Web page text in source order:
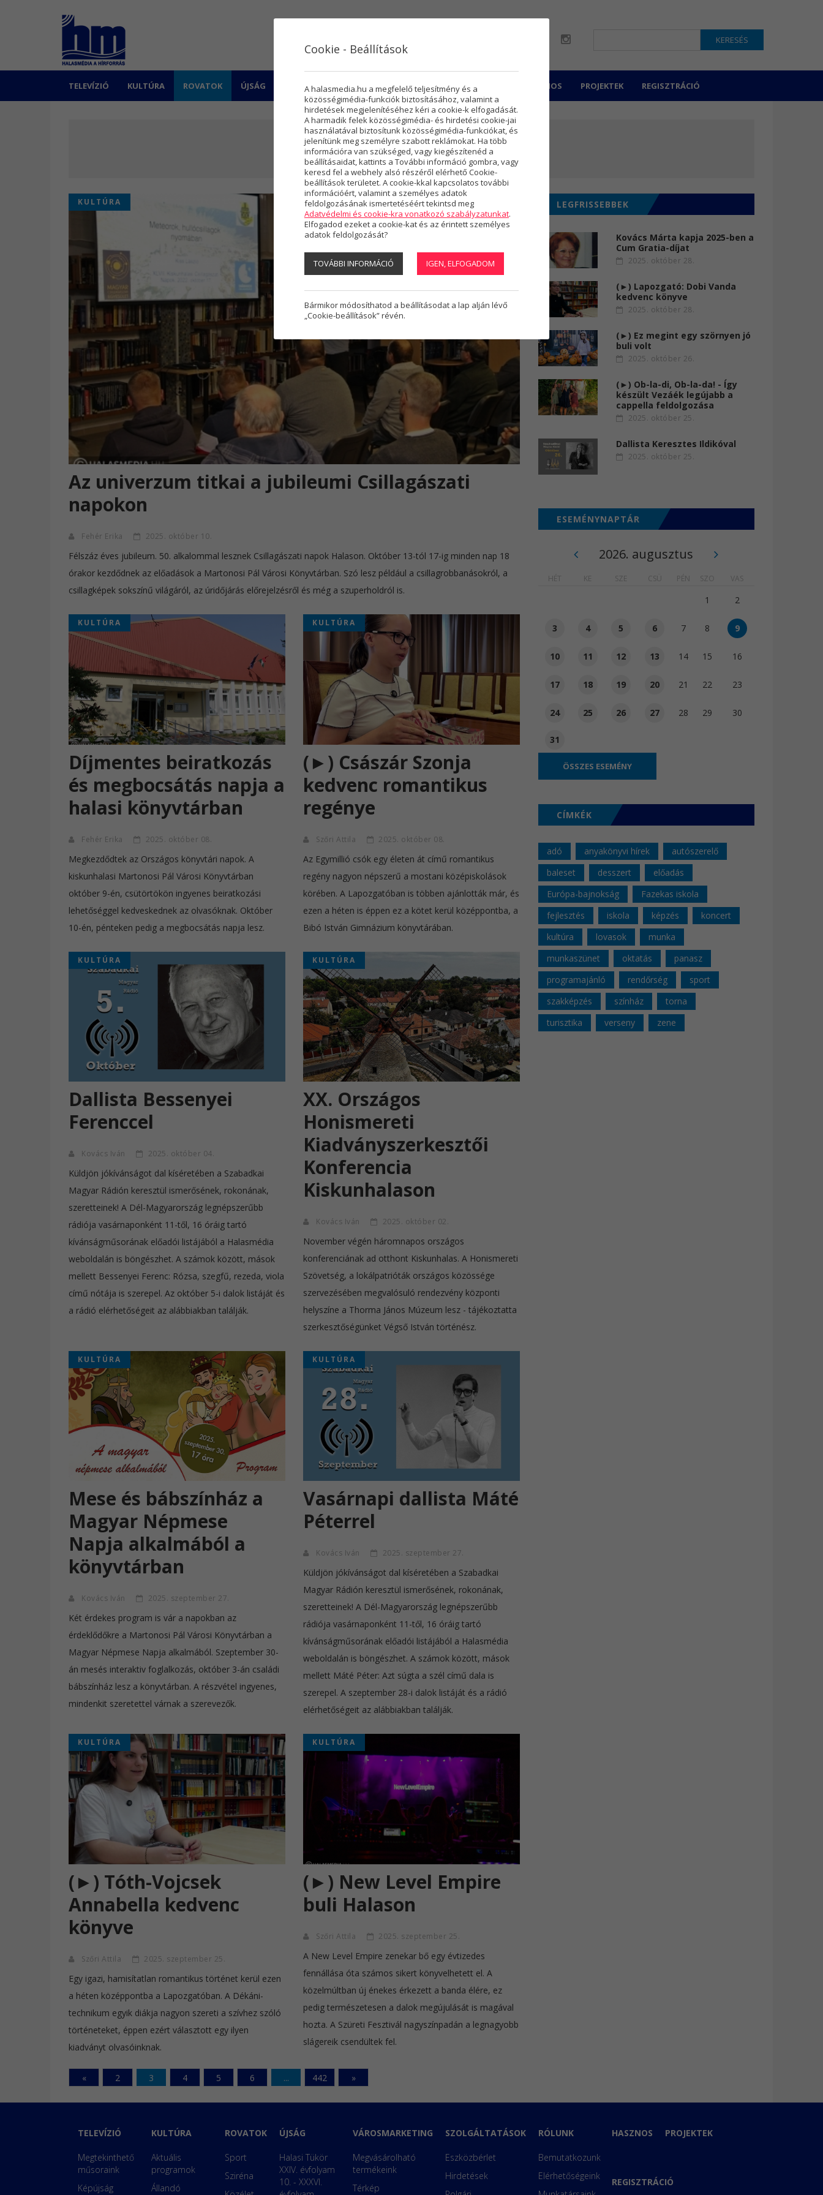
KERESÉS
TELEVÍZIÓ KULTÚRA ROVATOK ÚJSÁG VÁROSMARKETING SZOLGÁLTATÁSOK RÓLUNK HASZNOS PROJEKTEK REGISZTRÁCIÓ
Kultúra
3978 CIKK
KULTÚRA
Az univerzum titkai a jubileumi Csillagászati
napokon
Fehér Erika 2025. október 10.
Félszáz éves jubileum. 50. alkalommal lesznek Csillagászati napok Halason. Október 13-tól 17-ig minden nap 18
órakor kezdődnek az előadások a Martonosi Pál Városi Könyvtárban. Szó lesz például a csillagrobbanásokról, a
csillagképek sokszínű világáról, az úridőjárás előrejelzésről és még a szuperholdról is.
KULTÚRA
Díjmentes beiratkozás
és megbocsátás napja a
halasi könyvtárban
Fehér Erika 2025. október 08.
Megkezdődtek az Országos könyvtári napok. A
kiskunhalasi Martonosi Pál Városi Könyvtárban
október 9-én, csütörtökön ingyenes beiratkozási
lehetőséggel kedveskednek az olvasóknak. Október
10-én, pénteken pedig a megbocsátás napja lesz.
KULTÚRA
(►) Császár Szonja
kedvenc romantikus
regénye
Szőri Attila 2025. október 08.
Az Egymillió csók egy életen át című romantikus
regény nagyon népszerű a mostani középiskolások
körében. A Lapozgatóban is többen ajánlották már, és
ezen a héten is éppen ez a kötet kerül középpontba, a
Bibó István Gimnázium könyvtárában.
KULTÚRA
Dallista Bessenyei
Ferenccel
Kovács Iván 2025. október 04.
Küldjön jókívánságot dal kíséretében a Szabadkai
Magyar Rádión keresztül ismerősének, rokonának,
szeretteinek! A Dél-Magyarország legnépszerűbb
rádiója vasárnaponként 11-től, 16 óráig tartó
kívánságműsorának előadói listájából a Halasmédia
weboldalán is böngészhet. A számok között, mások
mellett Bessenyei Ferenc: Rózsa, szegfű, rezeda, viola
című nótája is szerepel. Az október 5-i dalok listáját és
a rádió elérhetőségeit az alábbiakban találják.
KULTÚRA
XX. Országos
Honismereti
Kiadványszerkesztői
Konferencia
Kiskunhalason
Kovács Iván 2025. október 02.
November végén háromnapos országos
konferenciának ad otthont Kiskunhalas. A Honismereti
Szövetség, a lokálpatrióták országos közössége
szervezésében megvalósuló rendezvény központi
helyszíne a Thorma János Múzeum lesz - tájékoztatta
szerkesztőségünket Végső István történész.
KULTÚRA
Mese és bábszínház a
Magyar Népmese
Napja alkalmából a
könyvtárban
Kovács Iván 2025. szeptember 27.
Két érdekes program is vár a napokban az
érdeklődőkre a Martonosi Pál Városi Könyvtárban a
Magyar Népmese Napja alkalmából. Szeptember 30-
án mesés interaktiv foglalkozás, október 3-án családi
bábszínház lesz a könyvtárban. A részvétel ingyenes,
mindenkit szeretettel várnak a szerevezők.
KULTÚRA
Vasárnapi dallista Máté
Péterrel
Kovács Iván 2025. szeptember 27.
Küldjön jókívánságot dal kíséretében a Szabadkai
Magyar Rádión keresztül ismerősének, rokonának,
szeretteinek! A Dél-Magyarország legnépszerűbb
rádiója vasárnaponként 11-től, 16 óráig tartó
kívánságműsorának előadói listájából a Halasmédia
weboldalán is böngészhet. A számok között, mások
mellett Máté Péter: Azt súgta a szél című dala is
szerepel. A szeptember 28-i dalok listáját és a rádió
elérhetőségeit az alábbiakban találják.
KULTÚRA
(►) Tóth-Vojcsek
Annabella kedvenc
könyve
Szőri Attila 2025. szeptember 25.
Egy igazi, hamisítatlan romantikus történet kerül ezen
a héten középpontba a Lapozgatóban. A Dékáni-
technikum egyik diákja nagyon szereti a szívhez szóló
történeteket, éppen ezért választott egy ilyen
kiadványt olvasóinknak.
KULTÚRA
(►) New Level Empire
buli Halason
Szőri Attila 2025. szeptember 25.
A New Level Empire zenekar bő egy évtizedes
fennállása óta számos sikert könyvelhetett el. A
közelmúltban új énekes érkezett a banda élére, ez
pedig természetesen a dalok megújulását is magával
hozta. A Szüreti Fesztivál nagyszínpadán a legnagyobb
slágereik csendültek fel.
« 2 3 4 5 6 ... 442 »
LEGFRISSEBBEK
Kovács Márta kapja 2025-ben a
Cum Gratia-díjat
2025. október 28.
(►) Lapozgató: Dobi Vanda
kedvenc könyve
2025. október 28.
(►) Ez megint egy szörnyen jó
buli volt
2025. október 26.
(►) Ob-la-di, Ob-la-da! - Így
készült Vezáék legújabb a
cappella feldolgozása
2025. október 25.
Dallista Keresztes Ildikóval
2025. október 25.
ESEMÉNYNAPTÁR
2026. augusztus
HÉT KE SZE CSÜ PÉN SZO VAS
1 2
3 4 5 6 7 8 9
10 11 12 13 14 15 16
17 18 19 20 21 22 23
24 25 26 27 28 29 30
31
ÖSSZES ESEMÉNY
CÍMKÉK
adó anyakönyvi hírek
autószerelő
baleset
desszert
előadás
Európa-bajnokság
Fazekas iskola
fejlesztés
iskola képzés
koncert
kultúra
lovasok
munka
munkaszünet
oktatás
panasz
programajánló
rendőrség
sport
szakképzés
színház
torna
turisztika
verseny zene
TELEVÍZIÓ
Megtekinthető
műsoraink
Képújság
KULTÚRA
Aktuális
programok
Állandó
ROVATOK
Sport
Sziréna
ÚJSÁG
Halasi Tükör
XXIV. évfolyam
10. - XXXVI.
VÁROSMARKETING
Megvásárolható
termékeink
Térkép
SZOLGÁLTATÁSOK
Eszközbérlet
Hirdetések
RÓLUNK
Bemutatkozunk
Elérhetőségeink
HASZNOS PROJEKTEK
REGISZTRÁCIÓ
Cookie - Beállítások
A halasmedia.hu a megfelelő teljesítmény és a
közösségimédia-funkciók biztosításához, valamint a
hirdetések megjelenítéséhez kéri a cookie-k elfogadását.
A harmadik felek közösségimédia- és hirdetési cookie-jai
használatával biztosítunk közösségimédia-funkciókat, és
jelenítünk meg személyre szabott reklámokat. Ha több
információra van szükséged, vagy kiegészítenéd a
beállításaidat, kattints a További információ gombra, vagy
keresd fel a webhely alsó részéről elérhető Cookie-
beállítások területet. A cookie-kkal kapcsolatos további
információért, valamint a személyes adatok
feldolgozásának ismertetéséért tekintsd meg
Adatvédelmi és cookie-kra vonatkozó szabályzatunkat.
Elfogadod ezeket a cookie-kat és az érintett személyes
adatok feldolgozását?
TOVÁBBI INFORMÁCIÓ IGEN, ELFOGADOM
Bármikor módosíthatod a beállításodat a lap alján lévő
„Cookie-beállítások” révén.